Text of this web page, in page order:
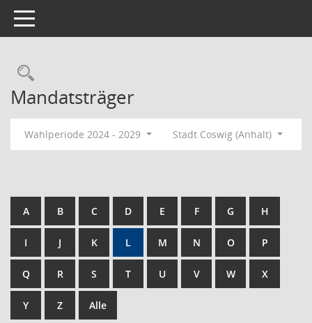
Toggle navigation
Rechercheauswahl
Mandatsträger
Wahlperiode 2024 - 2029 Stadt Coswig (Anhalt)
A B C D E F G H
I J K L M N O P
Q R S T U V W X
Y Z Alle